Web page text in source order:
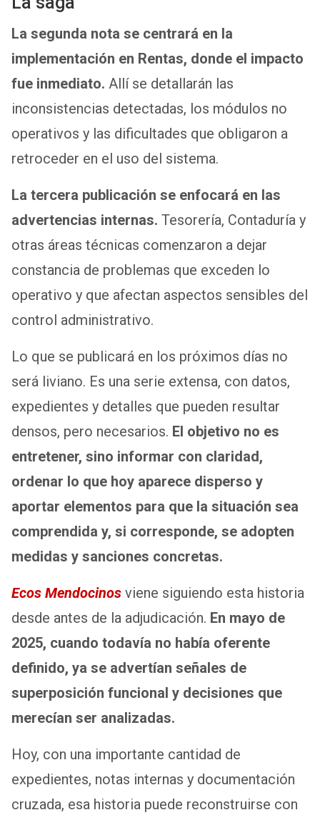
La segunda nota se centrará en la
implementación en Rentas, donde el impacto
fue inmediato. Allí se detallarán las
inconsistencias detectadas, los módulos no
operativos y las dificultades que obligaron a
retroceder en el uso del sistema.
La tercera publicación se enfocará en las
advertencias internas. Tesorería, Contaduría y
otras áreas técnicas comenzaron a dejar
constancia de problemas que exceden lo
operativo y que afectan aspectos sensibles del
control administrativo.
Lo que se publicará en los próximos días no
será liviano. Es una serie extensa, con datos,
expedientes y detalles que pueden resultar
densos, pero necesarios. El objetivo no es
entretener, sino informar con claridad,
ordenar lo que hoy aparece disperso y
aportar elementos para que la situación sea
comprendida y, si corresponde, se adopten
medidas y sanciones concretas.
Ecos Mendocinos viene siguiendo esta historia
desde antes de la adjudicación. En mayo de
2025, cuando todavía no había oferente
definido, ya se advertían señales de
superposición funcional y decisiones que
merecían ser analizadas.
Hoy, con una importante cantidad de
expedientes, notas internas y documentación
cruzada, esa historia puede reconstruirse con